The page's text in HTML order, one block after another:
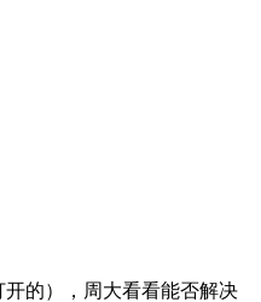
的），周大看看能否解决